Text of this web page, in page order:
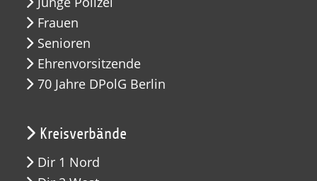
Frauen
Senioren
Ehrenvorsitzende
70 Jahre DPolG Berlin
Kreisverbände
Dir 1 Nord